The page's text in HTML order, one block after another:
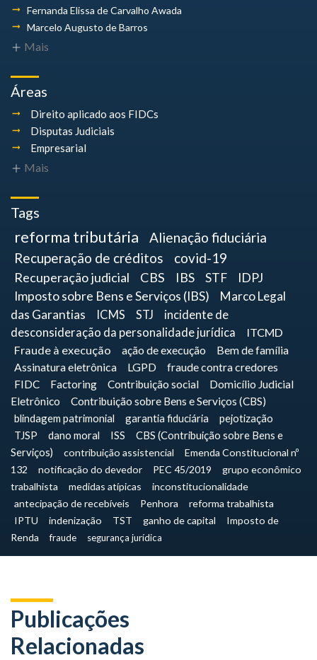
Fernanda Elissa de Carvalho Awada
Marcelo Augusto de Barros
Mais
Áreas
Direito aplicado aos FIDCs
Disputas Judiciais
Empresarial
Mais
Tags
reforma tributária
Alienação fiduciária
Recuperação de créditos
covid-19
Recuperação judicial CBS IBS STF
IDPJ
Imposto sobre Bens e Serviços (IBS)
Marco Legal
das Garantias
ICMS STJ
incidente de
desconsideração da personalidade jurídica
ITCMD
Fraude à execução
ação de execução
Bem de família
Assinatura eletrônica
LGPD fraude contra credores
FIDC Factoring Contribuição social
Domicílio Judicial
Eletrônico
Contribuição sobre Bens e Serviços (CBS)
blindagem patrimonial
garantia fiduciária
pejotização
TJSP
dano moral ISS
CBS (Contribuição sobre Bens e
Serviços)
contribuição assistencial
Emenda Constitucional nº
132
notificação do devedor PEC 45/2019
grupo econômico
trabalhista
medidas atípicas
inconstitucionalidade
antecipação de recebíveis
Penhora
reforma trabalhista
IPTU
indenização TST ganho de capital
Imposto de
Renda
fraude segurança jurídica
Publicações
Relacionadas